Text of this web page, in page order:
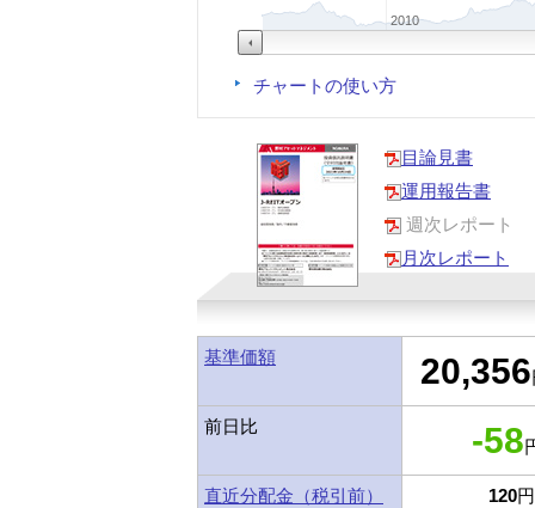
2010
チャートの使い方
目論見書
運用報告書
週次レポート
月次レポート
基準価額 20,356
前日比 -58
直近分配金（税引前） 120円